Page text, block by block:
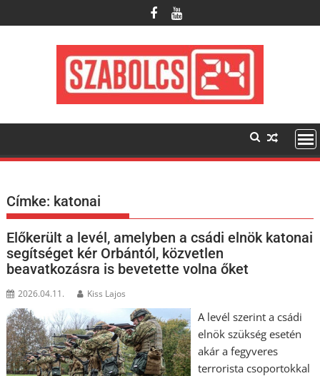
to
Címke: katonai
Előkerült a levél, amelyben a csádi elnök katonai
segítséget kér Orbántól, közvetlen
beavatkozásra is bevetette volna őket
2026.04.11. Kiss Lajos
A levél szerint a csádi
elnök szükség esetén
akár a fegyveres
terrorista csoportokkal